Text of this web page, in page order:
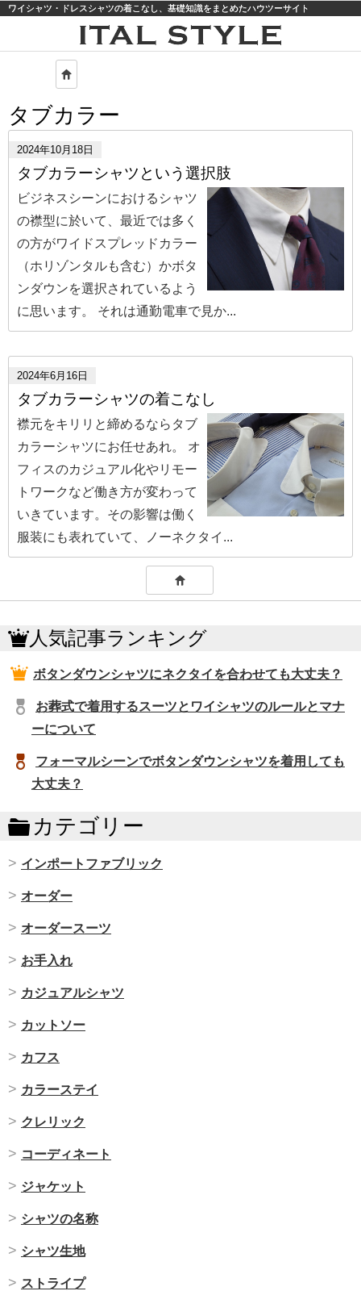
ワイシャツ・ドレスシャツの着こなし、基礎知識をまとめたハウツーサイト
タブカラー
2024年10月18日
タブカラーシャツという選択肢
ビジネスシーンにおけるシャツ
の襟型に於いて、最近では多く
の方がワイドスプレッドカラー
（ホリゾンタルも含む）かボタ
ンダウンを選択されているよう
に思います。 それは通勤電車で見か...
2024年6月16日
タブカラーシャツの着こなし
襟元をキリリと締めるならタブ
カラーシャツにお任せあれ。 オ
フィスのカジュアル化やリモー
トワークなど働き方が変わって
いきています。その影響は働く
服装にも表れていて、ノーネクタイ...
人気記事ランキング
ボタンダウンシャツにネクタイを合わせても大丈夫？
お葬式で着用するスーツとワイシャツのルールとマナ
ーについて
フォーマルシーンでボタンダウンシャツを着用しても
大丈夫？
カテゴリー
インポートファブリック
オーダー
オーダースーツ
お手入れ
カジュアルシャツ
カットソー
カフス
カラーステイ
クレリック
コーディネート
ジャケット
シャツの名称
シャツ生地
ストライプ
モバイルPC